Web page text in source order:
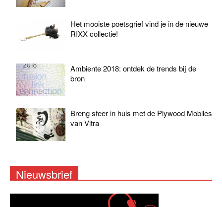
Het mooiste poetsgrief vind je in de nieuwe
RIXX collectie!
Ambiente 2018: ontdek de trends bij de
bron
Breng sfeer in huis met de Plywood Mobiles
van Vitra
Nieuwsbrief